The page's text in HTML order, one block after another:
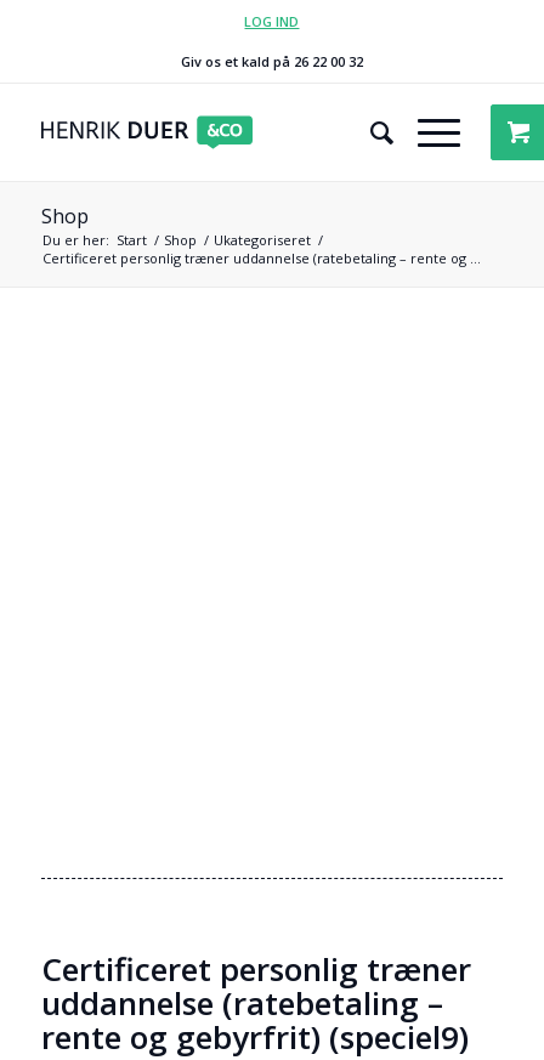
LOG IND
Giv os et kald på 26 22 00 32
Shop
Du er her: Start / Shop / Ukategoriseret /
Certificeret personlig træner uddannelse (ratebetaling – rente og ...
Certificeret personlig træner
uddannelse (ratebetaling –
rente og gebyrfrit) (speciel9)